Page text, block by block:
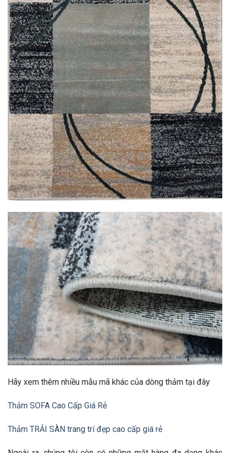
Hãy xem thêm nhiều mẫu mã khác của dòng thảm tại đây
Thảm SOFA Cao Cấp Giá Rẻ
Thảm TRẢI SÀN trang trí đẹp cao cấp giá rẻ